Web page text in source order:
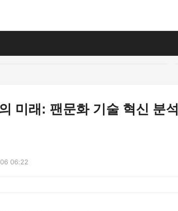
미래: 팬문화 기술 혁신 분석
06:22